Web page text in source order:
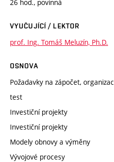
26 hod., povinná
VYUČUJÍCÍ / LEKTOR
prof. Ing. Tomáš Meluzín, Ph.D.
OSNOVA
Požadavky na zápočet,
test
Investiční projekty
Investiční projekty
Modely obnovy a výměny
Vývojové procesy